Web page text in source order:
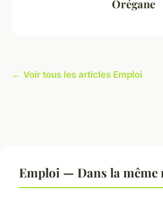
Orégane
← Voir tous les articles Emploi
Emploi — Dans la